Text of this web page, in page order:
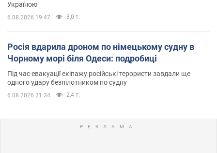
Україною
6.08.2026 19:47 8,0 т.
Росія вдарила дроном по німецькому судну в
Чорному морі біля Одеси: подробиці
Під час евакуації екіпажу російські терористи завдали ще
одного удару безпілотником по судну
6.08.2026 21:34 2,4 т.